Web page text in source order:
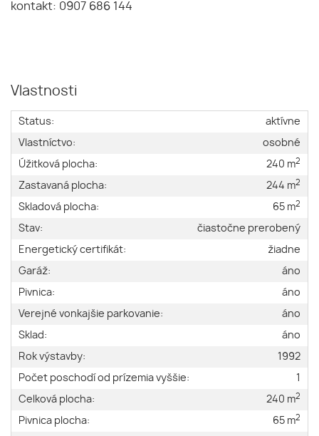
kontakt: 0907 686 144
Vlastnosti
Status:
aktívne
Vlastníctvo:
osobné
Úžitková plocha:
240 m2
Zastavaná plocha: 244 m2
Skladová plocha: 65 m2
Stav:
čiastočne prerobený
Energetický certifikát:
žiadne
Garáž:
áno
Pivnica:
áno
Verejné vonkajšie parkovanie:
áno
Sklad:
áno
Rok výstavby:
1992
Počet poschodí od prízemia vyššie:
1
Celková plocha:
240 m2
Pivnica plocha: 65 m2